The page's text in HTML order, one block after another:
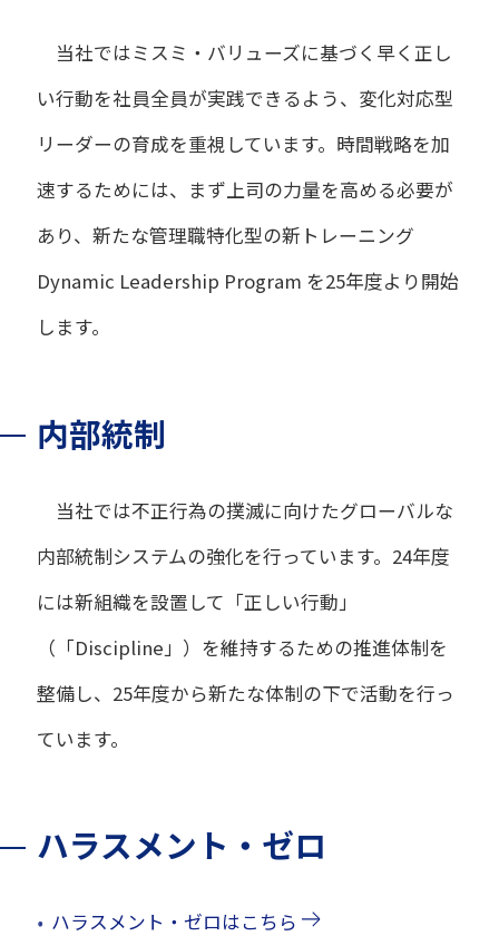
当社ではミスミ・バリューズに基づく早く正し
い行動を社員全員が実践できるよう、変化対応型
リーダーの育成を重視しています。時間戦略を加
速するためには、まず上司の力量を高める必要が
あり、新たな管理職特化型の新トレーニング
Dynamic Leadership Program を25年度より開始
します。
内部統制
当社では不正行為の撲滅に向けたグローバルな
内部統制システムの強化を行っています。24年度
には新組織を設置して「正しい行動」
（「Discipline」）を維持するための推進体制を
整備し、25年度から新たな体制の下で活動を行っ
ています。
ハラスメント・ゼロ
ハラスメント・ゼロはこちら